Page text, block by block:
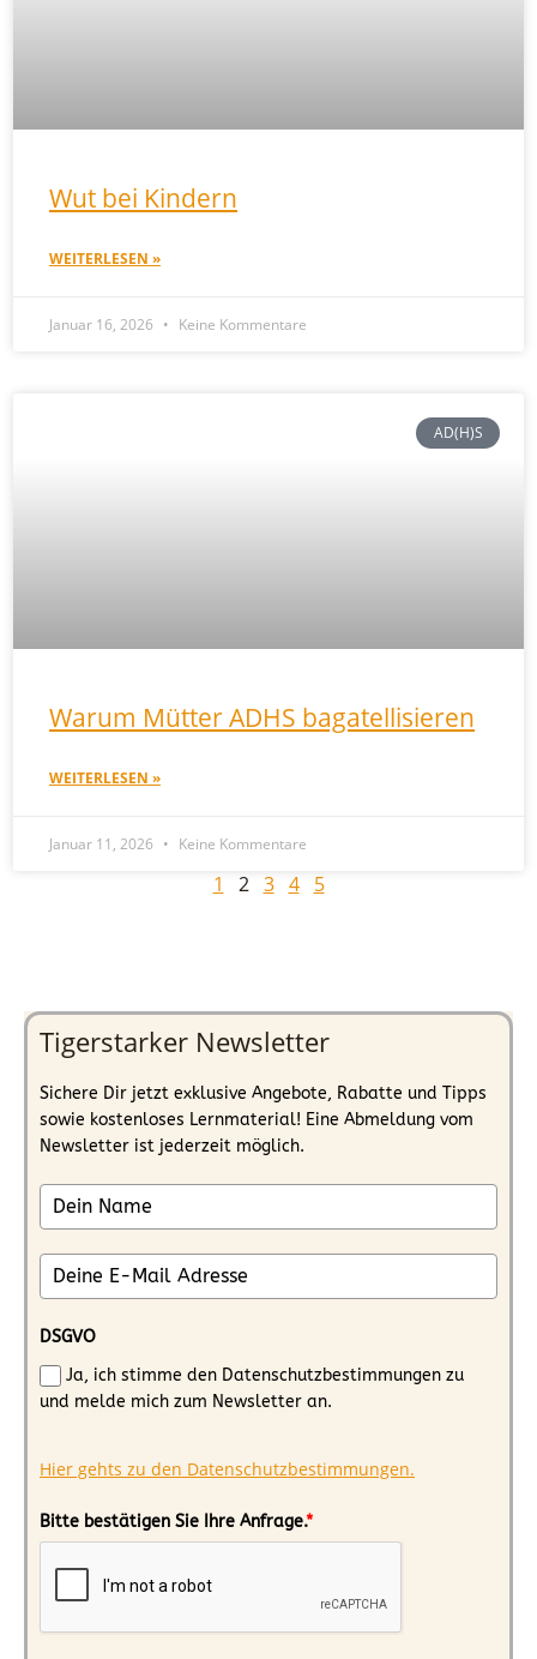
Wut bei Kindern
WEITERLESEN »
Januar 16, 2026 Keine Kommentare
AD(H)S
Warum Mütter ADHS bagatellisieren
WEITERLESEN »
Januar 11, 2026 Keine Kommentare
1 2 3 4 5
Tigerstarker Newsletter
Sichere Dir jetzt exklusive Angebote, Rabatte und Tipps
sowie kostenloses Lernmaterial! Eine Abmeldung vom
Newsletter ist jederzeit möglich.
DSGVO
Ja, ich stimme den Datenschutzbestimmungen zu
und melde mich zum Newsletter an.
Hier gehts zu den Datenschutzbestimmungen.
Bitte bestätigen Sie Ihre Anfrage.*